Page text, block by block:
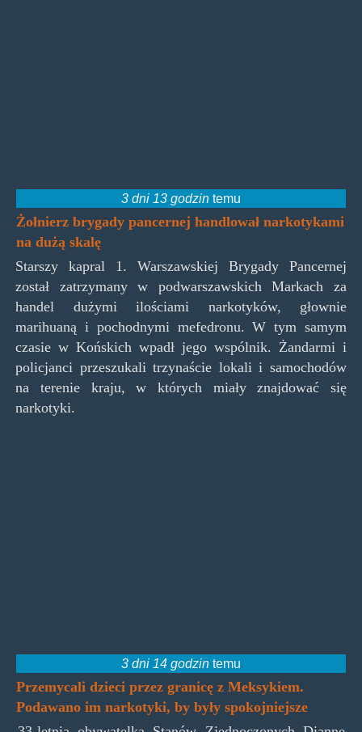
3 dni 13 godzin temu
Żołnierz brygady pancernej handlował narkotykami
na dużą skalę
Starszy kapral 1. Warszawskiej Brygady Pancernej
został zatrzymany w podwarszawskich Markach za
handel dużymi ilościami narkotyków, głownie
marihuaną i pochodnymi mefedronu. W tym samym
czasie w Końskich wpadł jego wspólnik. Żandarmi i
policjanci przeszukali trzynaście lokali i samochodów
na terenie kraju, w których miały znajdować się
narkotyki.
3 dni 14 godzin temu
Przemycali dzieci przez granicę z Meksykiem.
Podawano im narkotyki, by były spokojniejsze